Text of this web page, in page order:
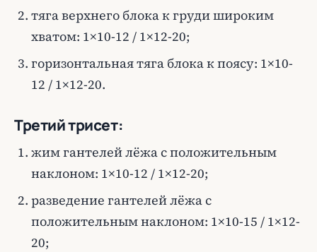
тяга верхнего блока к груди широким
хватом: 1×10-12 / 1×12-20;
горизонтальная тяга блока к поясу: 1×10-
12 / 1×12-20.
Третий трисет:
жим гантелей лёжа с положительным
наклоном: 1×10-12 / 1×12-20;
разведение гантелей лёжа с
положительным наклоном: 1×10-15 / 1×12-
20;